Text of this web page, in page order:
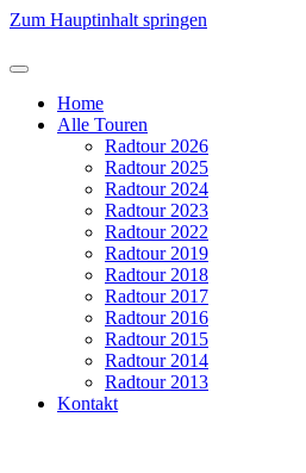
Zum Hauptinhalt springen
Home
Alle Touren
Radtour 2026
Radtour 2025
Radtour 2024
Radtour 2023
Radtour 2022
Radtour 2019
Radtour 2018
Radtour 2017
Radtour 2016
Radtour 2015
Radtour 2014
Radtour 2013
Kontakt